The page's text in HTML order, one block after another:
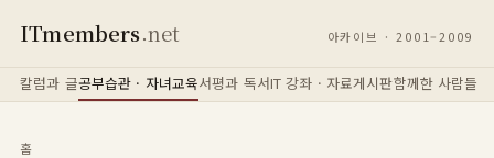
ITmembers.net 아카이브 · 2001–2009
칼럼과 글공부습관 · 자녀교육서평과 독서IT 강좌 · 자료게시판함께한 사람들
홈